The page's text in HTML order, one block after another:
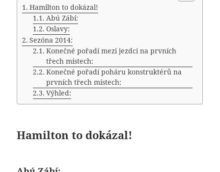
Hamilton to dokázal!
Abú Zábí:
Oslavy:
Sezóna 2014:
Konečné pořadí mezi jezdci na prvních
třech místech:
Konečné pořadí poháru konstruktérů na
prvních třech místech:
Výhled:
Hamilton to dokázal!